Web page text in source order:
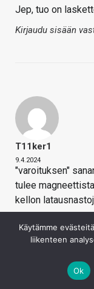
Jep, tuo on
Kirjaudu sisään
T11ker1
9.4.2024
"varoituksen"
tulee
kellon
Käytämme
liikenteen
Ok